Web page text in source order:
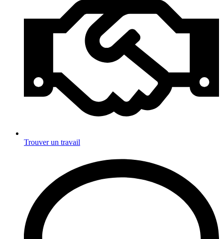
Trouver un travail